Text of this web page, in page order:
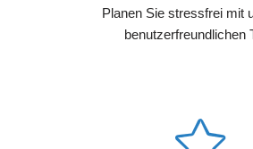
Planen Sie stressfrei mit
benutzerfreundlichen